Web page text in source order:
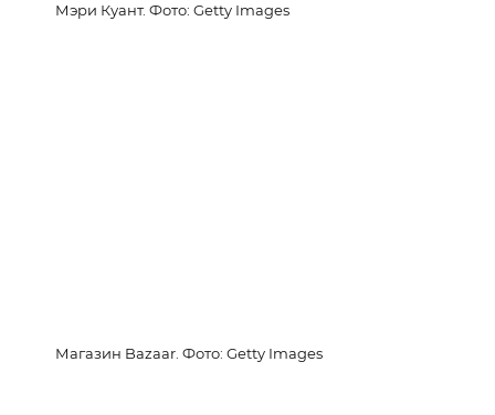
Мэри Куант. Фото: Getty Images
Магазин Bazaar. Фото: Getty Images